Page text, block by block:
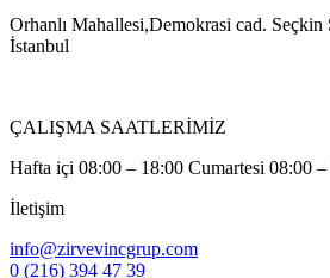
Orhanlı Mahallesi,Demokrasi cad.
İstanbul
ÇALIŞMA SAATLERİMİZ
Hafta içi 08:00 – 18:00 Cumartesi 08:00
İletişim
info@zirvevincgrup.com
0 (216) 394 47 39